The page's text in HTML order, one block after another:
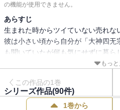
の機能が使用できません。
あらすじ
生まれた時からツイていない売れな
彼は小さい頃から自分が「大神四
も聞いていたが何も気にせずに暮ら
そんなある日、蓮の前に現れた少女
可愛らしい戦隊少女と突然 宗主に
から始まる！
もっ
この作品の1巻
シリーズ作品(90件)
1巻から